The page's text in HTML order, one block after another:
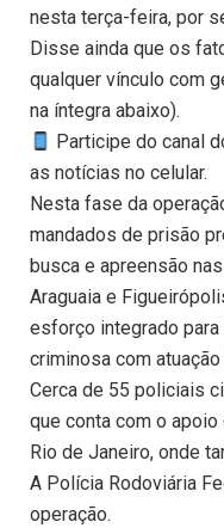
nesta terça-feira, por
Disse ainda que os
qualquer vínculo com
na íntegra abaixo).
Participe do canal
as notícias no celular.
Nesta fase da
mandados de prisão
busca e apreensão
Araguaia e
esforço integrado
criminosa com
Cerca de 55 policiais
que conta com o
Rio de Janeiro, onde
A Polícia Rodoviária
operação.